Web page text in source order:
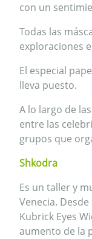
con un
Todas las
exploraciones
El especial
lleva puesto.
A lo largo de
entre las
grupos que
Shkodra
Es un taller y
Venecia.
Kubrick Eyes
aumento de la